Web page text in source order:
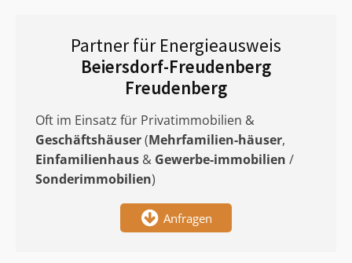
Partner für Energieausweis
Beiersdorf-Freudenberg
Freudenberg
Oft im Einsatz für Privatimmobilien &
Geschäftshäuser(Mehrfamilien-häuser,
Einfamilienhaus & Gewerbe-immobilien /
Sonderimmobilien)
Anfragen